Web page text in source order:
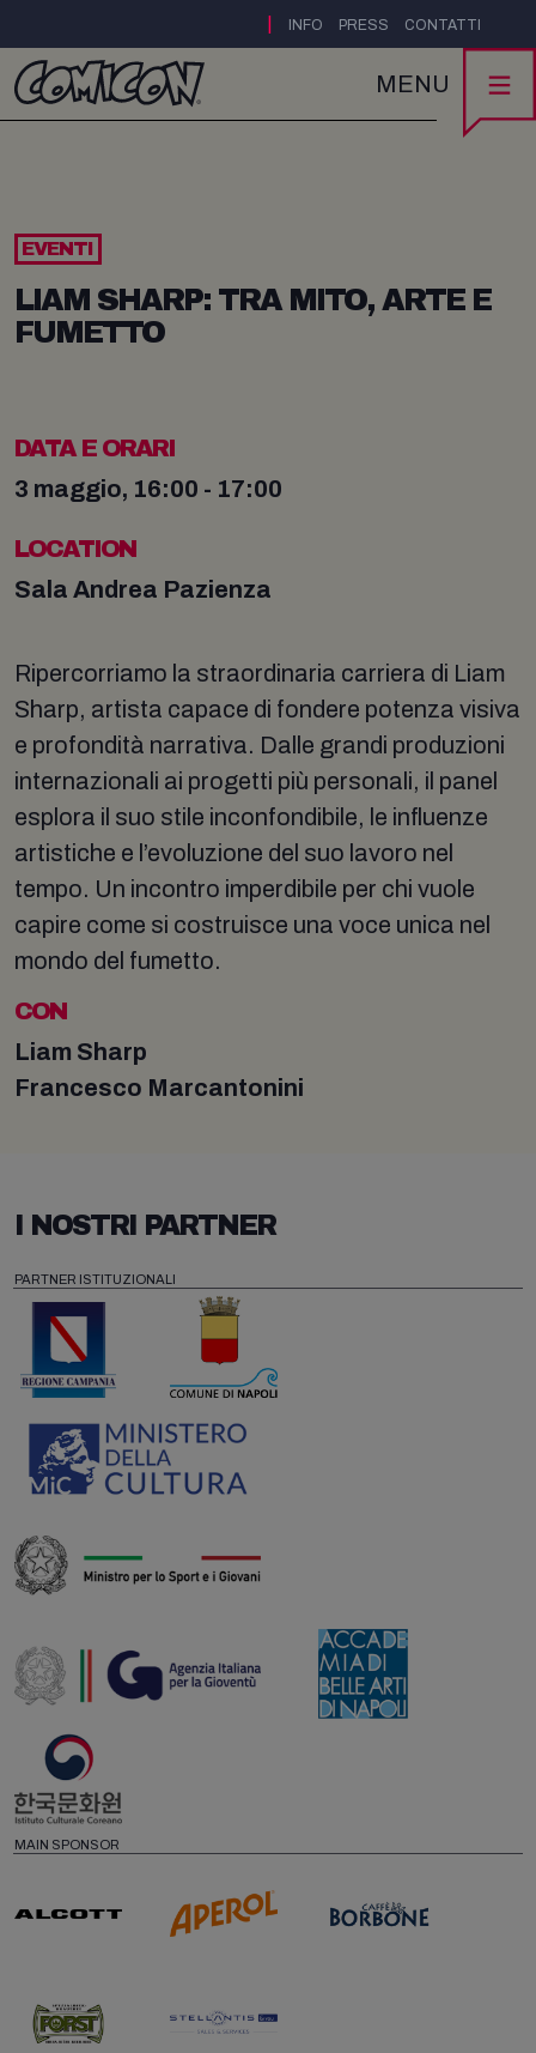
INFO PRESS CONTATTI
MENU
EVENTI
LIAM SHARP: TRA MITO, ARTE E
FUMETTO
DATA E ORARI
3 maggio, 16:00 - 17:00
LOCATION
Sala Andrea Pazienza
Ripercorriamo la straordinaria carriera di Liam
Sharp, artista capace di fondere potenza visiva
e profondità narrativa. Dalle grandi produzioni
internazionali ai progetti più personali, il panel
esplora il suo stile inconfondibile, le influenze
artistiche e l’evoluzione del suo lavoro nel
tempo. Un incontro imperdibile per chi vuole
capire come si costruisce una voce unica nel
mondo del fumetto.
CON
Liam Sharp
Francesco Marcantonini
I NOSTRI PARTNER
PARTNER ISTITUZIONALI
MAIN SPONSOR